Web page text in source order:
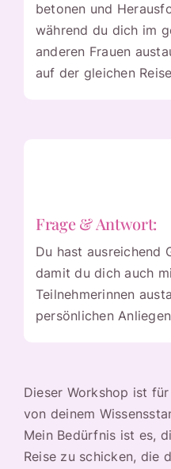
betonen und
während du dich im
anderen Frauen
auf der gleichen
Frage & Antwort:
Du hast ausreichend
damit du dich auch
Teilnehmerinnen
persönlichen
Dieser Workshop ist
von deinem
Mein Bedürfnis ist es,
Reise zu schicken, die